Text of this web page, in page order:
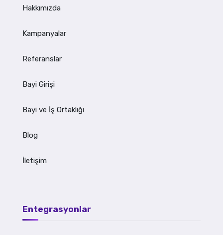
Hakkımızda
Kampanyalar
Referanslar
Bayi Girişi
Bayi ve İş Ortaklığı
Blog
İletişim
Entegrasyonlar